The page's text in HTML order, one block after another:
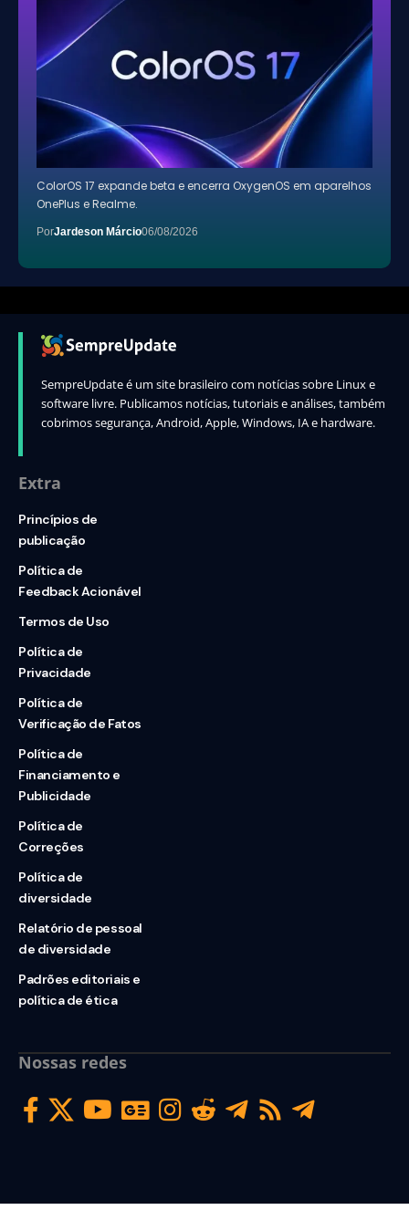
ColorOS 17 expande beta e encerra OxygenOS em aparelhos
OnePlus e Realme.
PorJardeson Márcio06/08/2026
SempreUpdate é um site brasileiro com notícias sobre Linux e
software livre. Publicamos notícias, tutoriais e análises, também
cobrimos segurança, Android, Apple, Windows, IA e hardware.
Extra
Princípios de
publicação
Política de
Feedback Acionável
Termos de Uso
Política de
Privacidade
Política de
Verificação de Fatos
Política de
Financiamento e
Publicidade
Política de
Correções
Política de
diversidade
Relatório de pessoal
de diversidade
Padrões editoriais e
política de ética
Nossas redes